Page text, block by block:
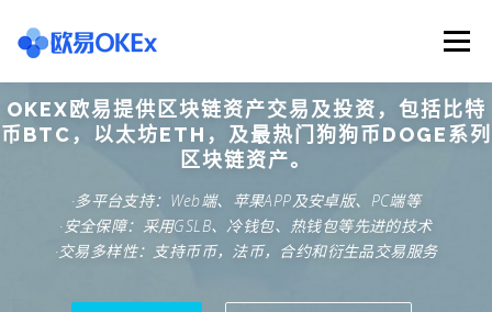
content
Menu
欧意交易所 关于欧意OKX 欧意APP下载
欧意注册网址 欧意交易下载 欧意团队
OKEX欧易提供区块链资产交易及投资，包括比特
币BTC，以太坊ETH，及最热门狗狗币DOGE系列
区块链资产。
·多平台支持：Web端、苹果APP及安卓版、PC端等
·安全保障：采用GSLB、冷钱包、热钱包等先进的技术
·交易多样性：支持币币，法币，合约和衍生品交易服务